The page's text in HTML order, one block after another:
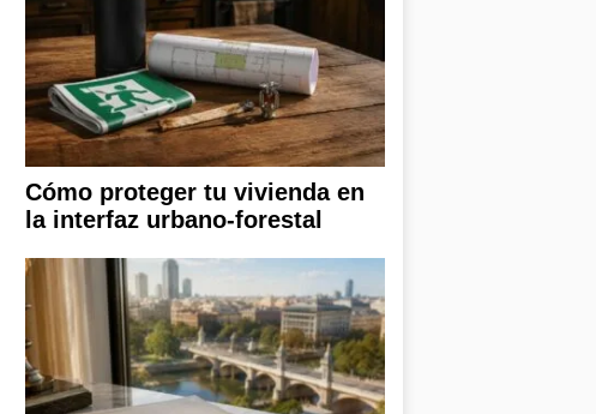
Cómo proteger tu vivienda en
la interfaz urbano-forestal